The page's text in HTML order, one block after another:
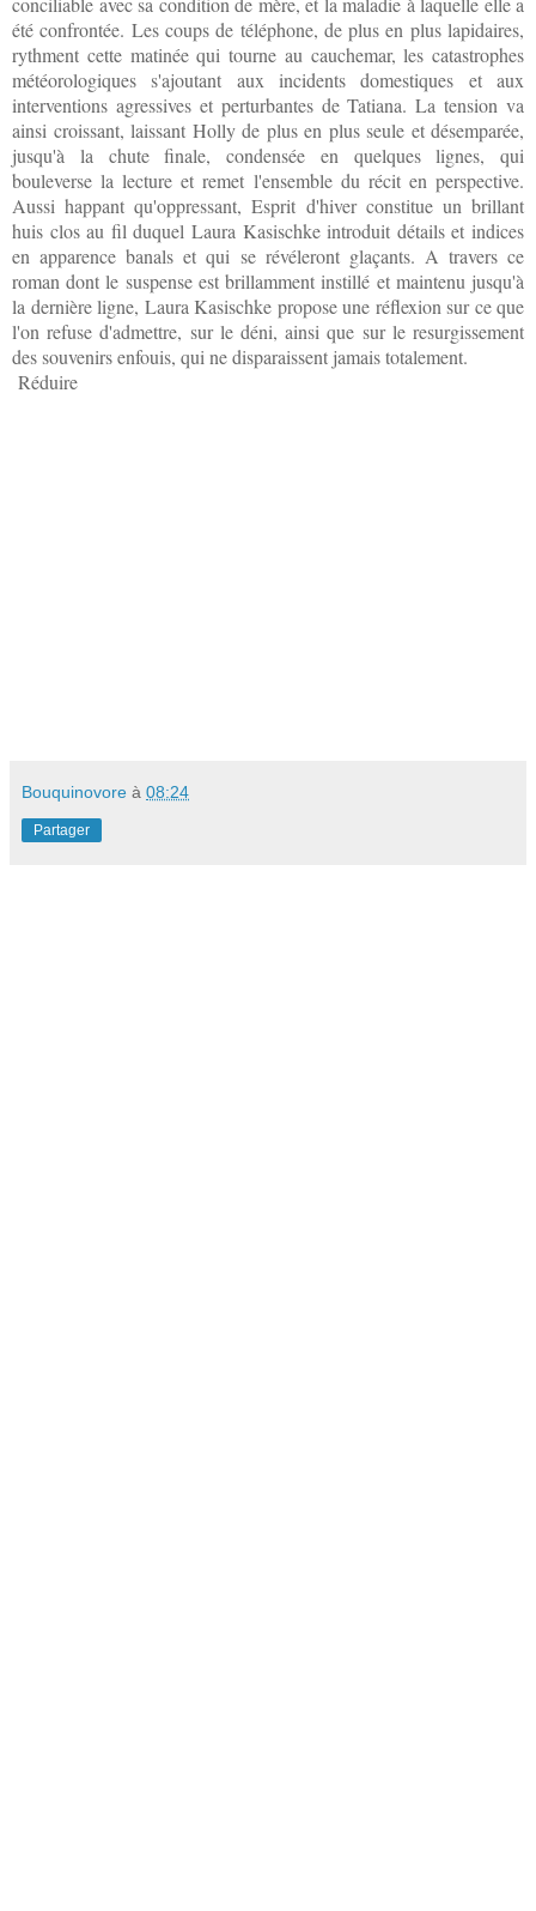
été confrontée. Les coups de téléphone, de plus en plus lapidaires,
rythment cette matinée qui tourne au cauchemar, les catastrophes
météorologiques s'ajoutant aux incidents domestiques et aux
interventions agressives et perturbantes de Tatiana. La tension va
ainsi croissant, laissant Holly de plus en plus seule et désemparée,
jusqu'à la chute finale, condensée en quelques lignes, qui
bouleverse la lecture et remet l'ensemble du récit en perspective.
Aussi happant qu'oppressant, Esprit d'hiver constitue un brillant
huis clos au fil duquel Laura Kasischke introduit détails et indices
en apparence banals et qui se révéleront glaçants. A travers ce
roman dont le suspense est brillamment instillé et maintenu jusqu'à
la dernière ligne, Laura Kasischke propose une réflexion sur ce que
l'on refuse d'admettre, sur le déni, ainsi que sur le resurgissement
des souvenirs enfouis, qui ne disparaissent jamais totalement.
Réduire
Bouquinovore à 08:24
Partager